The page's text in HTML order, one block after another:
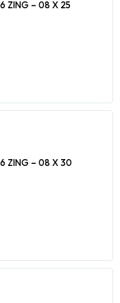
ZING – 08 X 25
ZING – 08 X 30